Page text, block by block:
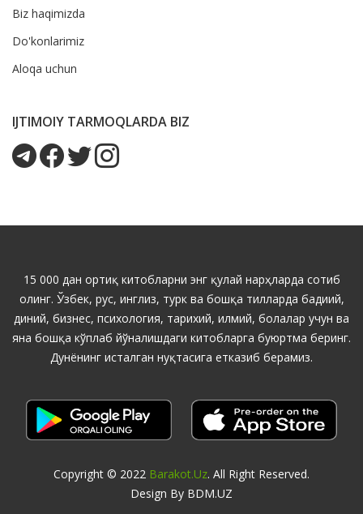
Biz haqimizda
Do'konlarimiz
Aloqa uchun
IJTIMOIY TARMOQLARDA BIZ
15 000 дан ортиқ китобларни энг қулай нарҳларда сотиб
олинг. Ўзбек, рус, инглиз, турк ва бошқа тилларда бадиий,
диний, бизнес, психология, тарихий, илмий, болалар учун ва
яна бошқа кўплаб йўналишдаги китобларга буюртма беринг.
Дунёнинг исталган нуқтасига етказиб берамиз.
Copyright © 2022 Barakot.uz. All Right Reserved.
Design By BDM.UZ